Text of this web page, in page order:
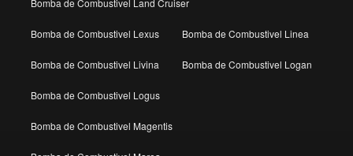
Bomba de Combustivel Lexus Bomba de Combustivel Linea
Bomba de Combustivel Livina Bomba de Combustivel Logan
Bomba de Combustivel Logus
Bomba de Combustivel Magentis